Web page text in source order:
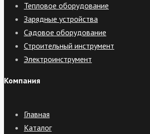
Тепловое оборудование
Зарядные устройства
Садовое оборудование
Строительный инструмент
Электроинструмент
Компания
Главная
Каталог